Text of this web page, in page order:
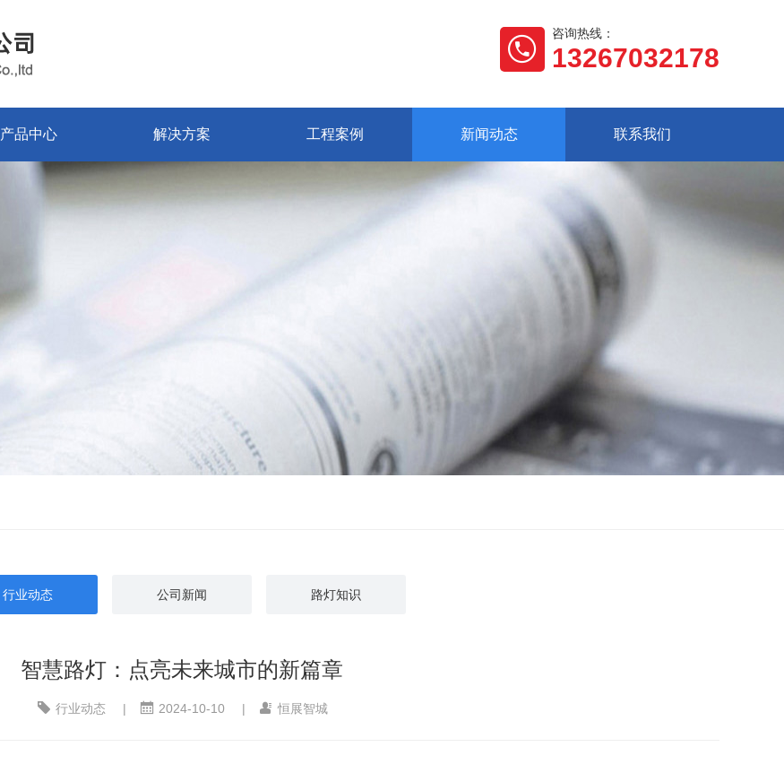
咨询热线：
13267032178
产品中心 解决方案 工程案例 新闻动态 联系我们
行业动态 公司新闻 路灯知识
智慧路灯：点亮未来城市的新篇章
行业动态 | 2024-10-10 | 恒展智城